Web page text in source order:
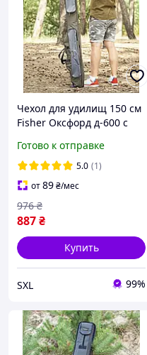
Чехол для удилищ 150 см
Fisher Оксфорд д-600 с
аксессуаров надежная
фурнитура и ремень
Готово к отправке
5.0 (1)
от89₴/мес
887₴
976 ₴
Купить
SXL 99%